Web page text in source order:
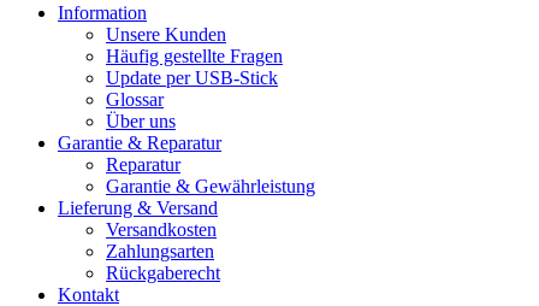
Information
Unsere Kunden
Häufig gestellte Fragen
Update per USB-Stick
Glossar
Über uns
Garantie & Reparatur
Reparatur
Garantie & Gewährleistung
Lieferung & Versand
Versandkosten
Zahlungsarten
Rückgaberecht
Kontakt